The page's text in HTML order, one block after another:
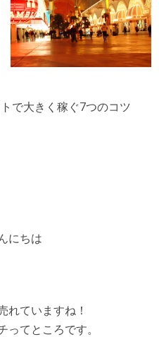
で大きく稼ぐ7つのコツ
にちは
れていますね！
てところです。